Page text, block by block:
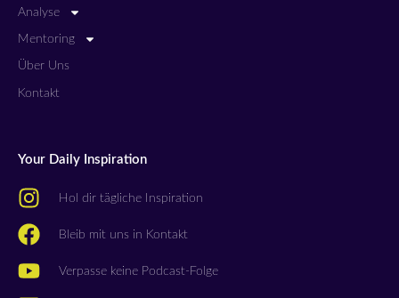
Analyse
Mentoring
Über Uns
Kontakt
Your Daily Inspiration
Hol dir tägliche Inspiration
Bleib mit uns in Kontakt
Verpasse keine Podcast-Folge